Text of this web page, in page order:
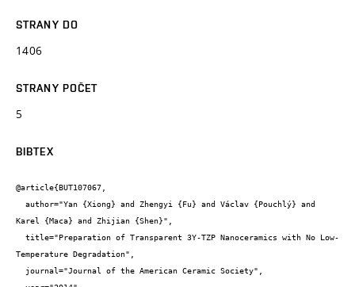
STRANY DO
1406
STRANY POČET
5
BIBTEX
@article{BUT107067,
Karel {Maca} and Zhijian {Shen}",
Temperature Degradation",